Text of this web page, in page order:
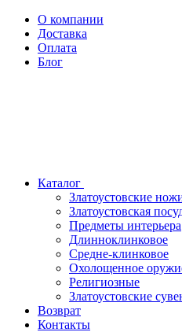
О компании
Доставка
Оплата
Блог
Каталог
Златоустовские
Златоустовская
Предметы интерьера
Длинноклинковое
Средне-клинковое
Охолощенное
Религиозные
Златоустовские
Возврат
Контакты